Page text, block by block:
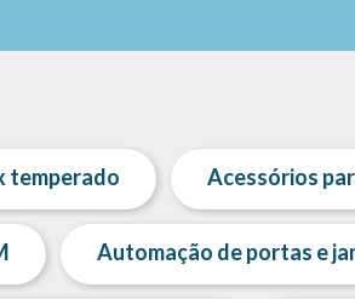
temperado Acessórios
Automação de portas e